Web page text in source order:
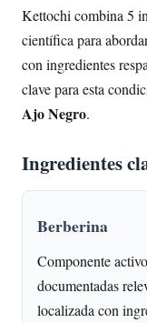
Kettochi combina 5
científica para
con ingredientes
clave para esta
Ajo Negro.
Ingredientes
Berberina
Componente
documentadas
localizada con